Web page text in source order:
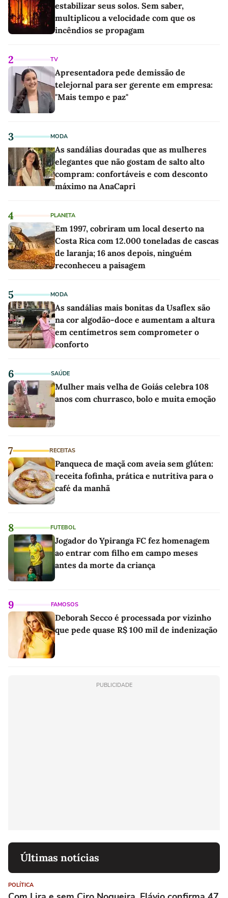
estabilizar seus solos. Sem saber,
multiplicou a velocidade com que os
incêndios se propagam
2 TV
Apresentadora pede demissão de
telejornal para ser gerente em empresa:
"Mais tempo e paz"
3 MODA
As sandálias douradas que as mulheres
elegantes que não gostam de salto alto
compram: confortáveis e com desconto
máximo na AnaCapri
4 PLANETA
Em 1997, cobriram um local deserto na
Costa Rica com 12.000 toneladas de cascas
de laranja; 16 anos depois, ninguém
reconheceu a paisagem
5 MODA
As sandálias mais bonitas da Usaflex são
na cor algodão-doce e aumentam a altura
em centímetros sem comprometer o
conforto
6 SAÚDE
Mulher mais velha de Goiás celebra 108
anos com churrasco, bolo e muita emoção
7 RECEITAS
Panqueca de maçã com aveia sem glúten:
receita fofinha, prática e nutritiva para o
café da manhã
8 FUTEBOL
Jogador do Ypiranga FC fez homenagem
ao entrar com filho em campo meses
antes da morte da criança
9 FAMOSOS
Deborah Secco é processada por vizinho
que pede quase R$ 100 mil de indenização
PUBLICIDADE
Últimas notícias
POLÍTICA